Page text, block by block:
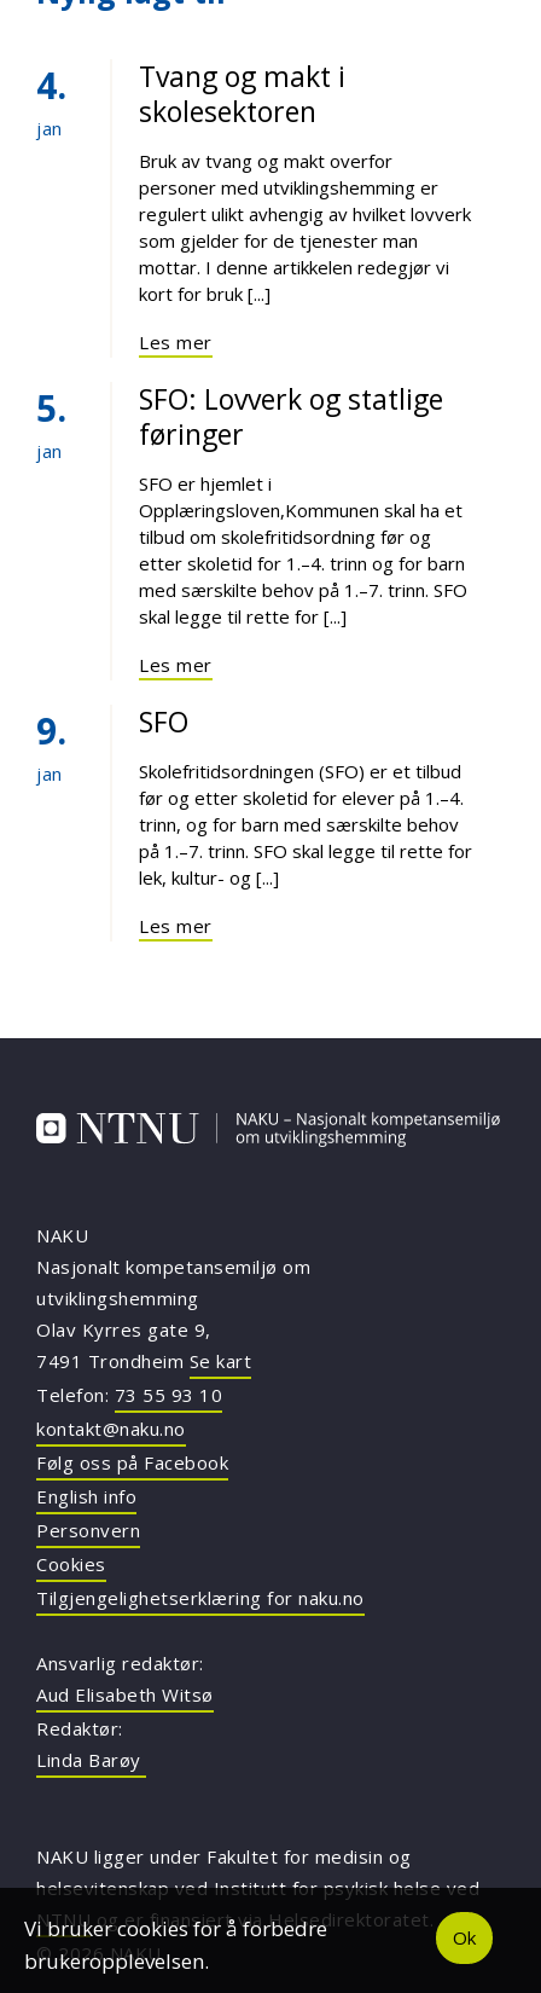
4
jan
Tvang og makt i
skolesektoren
Bruk av tvang og makt overfor
personer med utviklingshemming er
regulert ulikt avhengig av hvilket lovverk
som gjelder for de tjenester man
mottar. I denne artikkelen redegjør vi
kort for bruk [...]
Les mer
5
jan
SFO: Lovverk og statlige
føringer
SFO er hjemlet i
Opplæringsloven,Kommunen skal ha et
tilbud om skolefritidsordning før og
etter skoletid for 1.–4. trinn og for barn
med særskilte behov på 1.–7. trinn. SFO
skal legge til rette for [...]
Les mer
9
jan
SFO
Skolefritidsordningen (SFO) er et tilbud
før og etter skoletid for elever på 1.–4.
trinn, og for barn med særskilte behov
på 1.–7. trinn. SFO skal legge til rette for
lek, kultur- og [...]
Les mer
NAKU
Nasjonalt kompetansemiljø om
utviklingshemming
Olav Kyrres gate 9,
7491 Trondheim Se kart
Telefon: 73 55 93 10
kontakt@naku.no
Følg oss på Facebook
English info
Personvern
Cookies
Tilgjengelighetserklæring for naku.no
Ansvarlig redaktør:
Aud Elisabeth Witsø
Redaktør:
Linda Barøy
NAKU ligger under Fakultet for medisin og
helsevitenskap ved Institutt for psykisk helse ved
NTNU og er finansiert via Helsedirektoratet.
© 2026 NAKU
Vi bruker cookies for å forbedre
brukeropplevelsen.
Ok